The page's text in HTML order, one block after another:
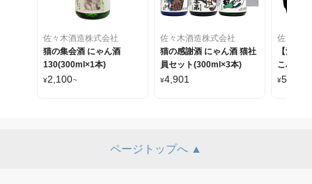
佐々木酒造株式会社
猫の集会酒 にゃん酒
130(300ml×1本)
¥2,100~
佐々木酒造株式会社
猫の感謝酒 にゃん酒 猫社
員セット(300ml×3本)
¥4,901
佐々木
【酒樽
こパーカ
¥5,610
ページトップへ ▲